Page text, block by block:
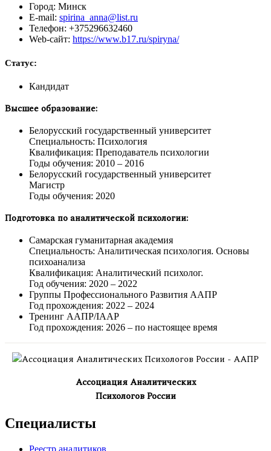
Город: Минск
E-mail: spirina_anna@list.ru
Телефон: +375296632460
Web-сайт: https://www.b17.ru/spiryna/
Статус:
Кандидат
Высшее образование:
Белорусский государственный университет
Специальность: Психология
Квалификация: Преподаватель психологии
Годы обучения: 2010 – 2016
Белорусский государственный университет
Магистр
Годы обучения: 2020
Подготовка по аналитической психологии:
Самарская гуманитарная академия
Специальность: Аналитическая психология. Основы
психоанализа
Квалификация: Аналитический психолог.
Год обучения: 2020 – 2022
Группы Профессионального Развития ААПР
Год прохождения: 2022 – 2024
Тренинг ААПР/IAAP
Год прохождения: 2026 – по настоящее время
Ассоциация Аналитических
Психологов России
Специалисты
Реестр аналитиков